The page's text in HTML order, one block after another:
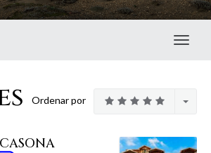
Ordenar por